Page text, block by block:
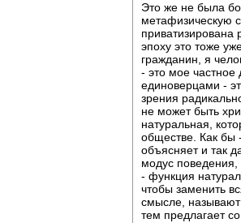
Это же не была
метафизическую
приватизирована
эпоху это тоже
гражданин, я
- это мое
единоверцами -
зрения
не может быть
натуральная,
обществе. Как бы
объясняет и так
модус
- функция
чтобы заменить
смысле,
тем предлагает